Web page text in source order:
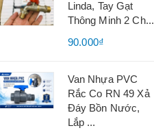
Linda, Tay Gạt
Thông Minh 2 Ch...
90.000₫
Van Nhựa PVC
Rắc Co RN 49 Xả
Đáy Bồn Nước,
Lắp ...